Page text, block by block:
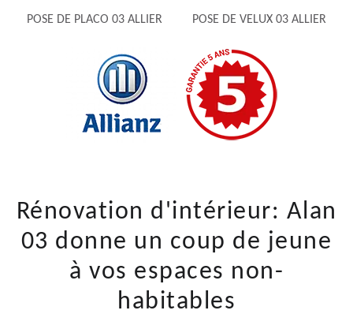
POSE DE PLACO 03 ALLIER POSE DE VELUX 03 ALLIER
Rénovation d'intérieur: Alan
03 donne un coup de jeune
à vos espaces non-
habitables